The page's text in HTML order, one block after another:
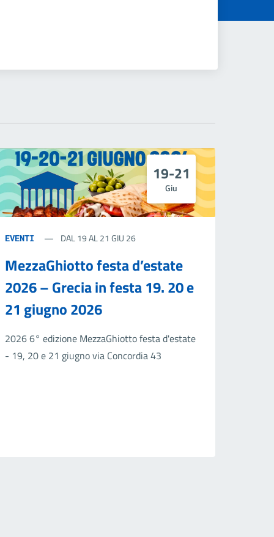
19-21
Giu
EVENTI DAL 19 AL 21 GIU 26
MezzaGhiotto festa d’estate
2026 – Grecia in festa 19. 20 e
21 giugno 2026
2026 6° edizione MezzaGhiotto festa d'estate
- 19, 20 e 21 giugno via Concordia 43